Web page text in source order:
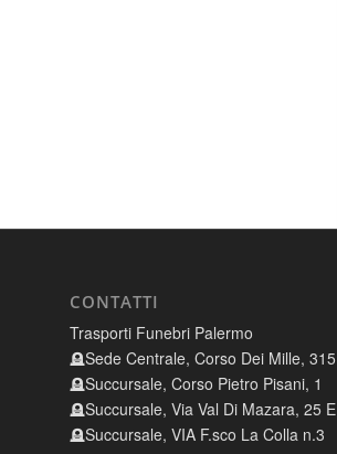
CONTATTI
Trasporti Funebri Palermo
🪦Sede Centrale, Corso Dei Mille, 315
🪦Succursale, Corso Pietro Pisani, 1
🪦Succursale, Via Val Di Mazara, 25 E
🪦Succursale, VIA F.sco La Colla n.3